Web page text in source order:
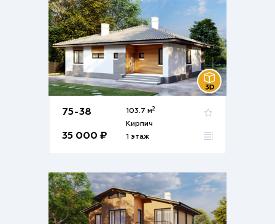
75-38
35 000 ₽
103.7 м2
Кирпич
1 этаж